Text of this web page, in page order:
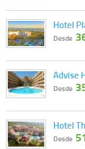
Hotel
Desde
Advise
Desde
Hotel
Desde